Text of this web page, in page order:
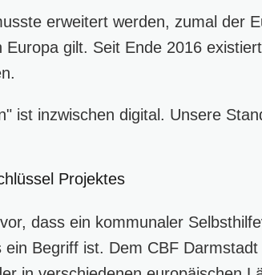
erweitert werden, zumal der
Europa gilt. Seit Ende 2016
ist inzwischen digital. Unsere
Projektes
dass ein kommunaler
ein Begriff ist. Dem CBF